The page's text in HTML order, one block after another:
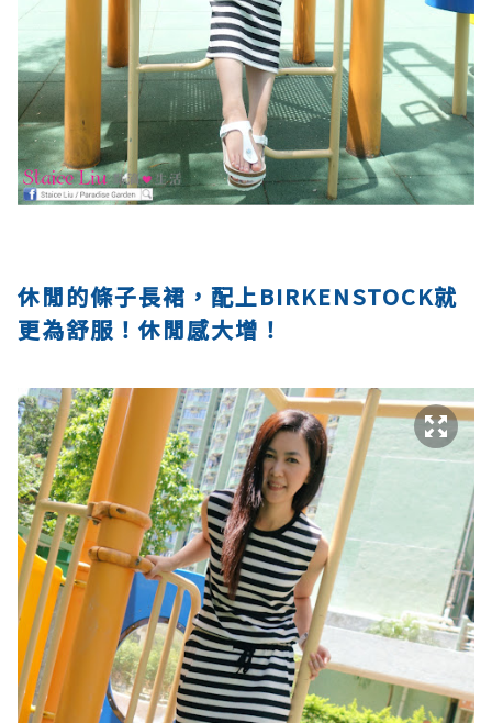
休閒的條子長裙，配上BIRKENSTOCK就
更為舒服！休閒感大增！